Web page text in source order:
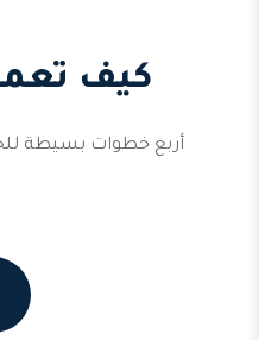
كيف
أربع خطوات بسيطة